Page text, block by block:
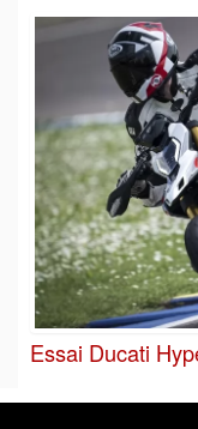
Essai Ducati